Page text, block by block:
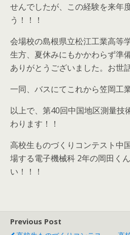
せんでしたが、この経験を来年
う！！！
会場校の島根県立松江工業高等
生方、夏休みにもかかわらず準
ありがとうございました。お世
一同、バスにてこれから笠岡工
以上で、第40回中国地区測量技
わります！！
高校生ものづくりコンテスト中
場する電子機械科 2年の岡田く
い！！！
Previous Post